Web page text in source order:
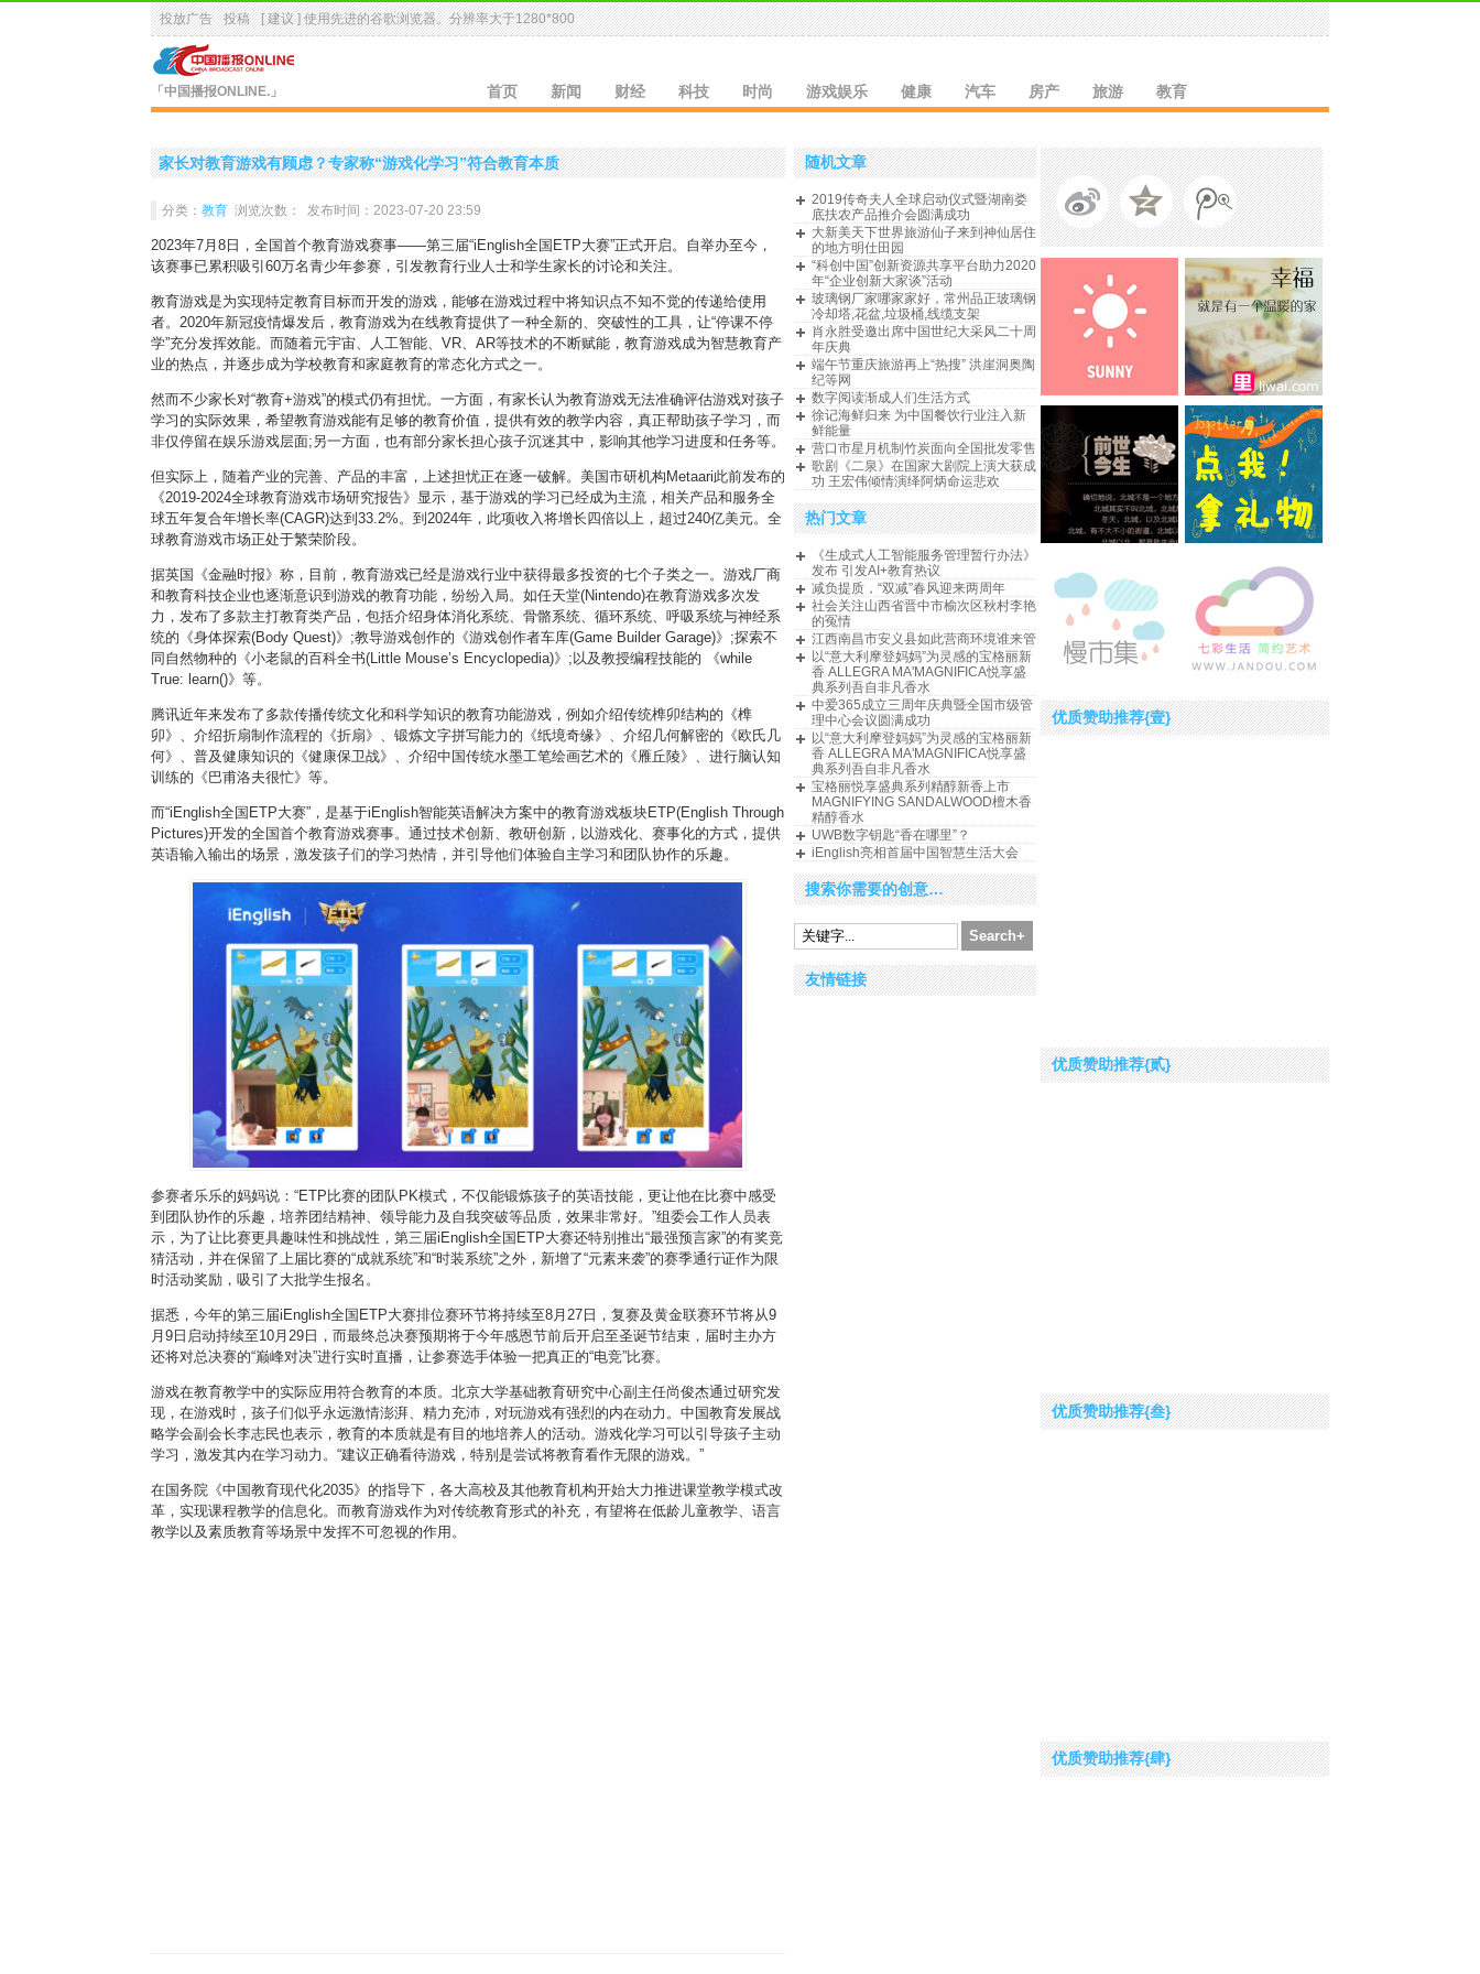
投放广告 投稿 [ 建议 ] 使用先进的谷歌浏览器。分辨率大于1280*800
「中国播报ONLINE.」 首页 新闻 财经 科技 时尚 游戏娱乐 健康 汽车 房产 旅游 教育
家长对教育游戏有顾虑？专家称“游戏化学习”符合教育本质
分类： 教育 浏览次数： 发布时间：2023-07-20 23:59
2023年7月8日，全国首个教育游戏赛事——第三届“iEnglish全国ETP大赛”正式开启。自举办至今，
该赛事已累积吸引60万名青少年参赛，引发教育行业人士和学生家长的讨论和关注。
教育游戏是为实现特定教育目标而开发的游戏，能够在游戏过程中将知识点不知不觉的传递给使用
者。2020年新冠疫情爆发后，教育游戏为在线教育提供了一种全新的、突破性的工具，让“停课不停
学”充分发挥效能。而随着元宇宙、人工智能、VR、AR等技术的不断赋能，教育游戏成为智慧教育产
业的热点，并逐步成为学校教育和家庭教育的常态化方式之一。
然而不少家长对“教育+游戏”的模式仍有担忧。一方面，有家长认为教育游戏无法准确评估游戏对孩子
学习的实际效果，希望教育游戏能有足够的教育价值，提供有效的教学内容，真正帮助孩子学习，而
非仅停留在娱乐游戏层面;另一方面，也有部分家长担心孩子沉迷其中，影响其他学习进度和任务等。
但实际上，随着产业的完善、产品的丰富，上述担忧正在逐一破解。美国市研机构Metaari此前发布的
《2019-2024全球教育游戏市场研究报告》显示，基于游戏的学习已经成为主流，相关产品和服务全
球五年复合年增长率(CAGR)达到33.2%。到2024年，此项收入将增长四倍以上，超过240亿美元。全
球教育游戏市场正处于繁荣阶段。
据英国《金融时报》称，目前，教育游戏已经是游戏行业中获得最多投资的七个子类之一。游戏厂商
和教育科技企业也逐渐意识到游戏的教育功能，纷纷入局。如任天堂(Nintendo)在教育游戏多次发
力，发布了多款主打教育类产品，包括介绍身体消化系统、骨骼系统、循环系统、呼吸系统与神经系
统的《身体探索(Body Quest)》;教导游戏创作的《游戏创作者车库(Game Builder Garage)》;探索不
同自然物种的《小老鼠的百科全书(Little Mouse’s Encyclopedia)》;以及教授编程技能的 《while
True: learn()》等。
腾讯近年来发布了多款传播传统文化和科学知识的教育功能游戏，例如介绍传统榫卯结构的《榫
卯》、介绍折扇制作流程的《折扇》、锻炼文字拼写能力的《纸境奇缘》、介绍几何解密的《欧氏几
何》、普及健康知识的《健康保卫战》、介绍中国传统水墨工笔绘画艺术的《雁丘陵》、进行脑认知
训练的《巴甫洛夫很忙》等。
而“iEnglish全国ETP大赛”，是基于iEnglish智能英语解决方案中的教育游戏板块ETP(English Through
Pictures)开发的全国首个教育游戏赛事。通过技术创新、教研创新，以游戏化、赛事化的方式，提供
英语输入输出的场景，激发孩子们的学习热情，并引导他们体验自主学习和团队协作的乐趣。
参赛者乐乐的妈妈说：“ETP比赛的团队PK模式，不仅能锻炼孩子的英语技能，更让他在比赛中感受
到团队协作的乐趣，培养团结精神、领导能力及自我突破等品质，效果非常好。”组委会工作人员表
示，为了让比赛更具趣味性和挑战性，第三届iEnglish全国ETP大赛还特别推出“最强预言家”的有奖竞
猜活动，并在保留了上届比赛的“成就系统”和“时装系统”之外，新增了“元素来袭”的赛季通行证作为限
时活动奖励，吸引了大批学生报名。
据悉，今年的第三届iEnglish全国ETP大赛排位赛环节将持续至8月27日，复赛及黄金联赛环节将从9
月9日启动持续至10月29日，而最终总决赛预期将于今年感恩节前后开启至圣诞节结束，届时主办方
还将对总决赛的“巅峰对决”进行实时直播，让参赛选手体验一把真正的“电竞”比赛。
游戏在教育教学中的实际应用符合教育的本质。北京大学基础教育研究中心副主任尚俊杰通过研究发
现，在游戏时，孩子们似乎永远激情澎湃、精力充沛，对玩游戏有强烈的内在动力。中国教育发展战
略学会副会长李志民也表示，教育的本质就是有目的地培养人的活动。游戏化学习可以引导孩子主动
学习，激发其内在学习动力。“建议正确看待游戏，特别是尝试将教育看作无限的游戏。”
在国务院《中国教育现代化2035》的指导下，各大高校及其他教育机构开始大力推进课堂教学模式改
革，实现课程教学的信息化。而教育游戏作为对传统教育形式的补充，有望将在低龄儿童教学、语言
教学以及素质教育等场景中发挥不可忽视的作用。
随机文章
2019传奇夫人全球启动仪式暨湖南娄
底扶农产品推介会圆满成功
大新美天下世界旅游仙子来到神仙居住
的地方明仕田园
“科创中国”创新资源共享平台助力2020
年“企业创新大家谈”活动
玻璃钢厂家哪家家好，常州品正玻璃钢
冷却塔,花盆,垃圾桶,线缆支架
肖永胜受邀出席中国世纪大采风二十周
年庆典
端午节重庆旅游再上“热搜” 洪崖洞奥陶
纪等网
数字阅读渐成人们生活方式
徐记海鲜归来 为中国餐饮行业注入新
鲜能量
营口市星月机制竹炭面向全国批发零售
歌剧《二泉》在国家大剧院上演大获成
功 王宏伟倾情演绎阿炳命运悲欢
热门文章
《生成式人工智能服务管理暂行办法》
发布 引发AI+教育热议
减负提质，“双减”春风迎来两周年
社会关注山西省晋中市榆次区秋村李艳
的冤情
江西南昌市安义县如此营商环境谁来管
以“意大利摩登妈妈”为灵感的宝格丽新
香 ALLEGRA MA'MAGNIFICA悦享盛
典系列吾自非凡香水
中爱365成立三周年庆典暨全国市级管
理中心会议圆满成功
以“意大利摩登妈妈”为灵感的宝格丽新
香 ALLEGRA MA'MAGNIFICA悦享盛
典系列吾自非凡香水
宝格丽悦享盛典系列精醇新香上市
MAGNIFYING SANDALWOOD檀木香
精醇香水
UWB数字钥匙“香在哪里”？
iEnglish亮相首届中国智慧生活大会
搜索你需要的创意…
友情链接
优质赞助推荐{壹}
优质赞助推荐{贰}
优质赞助推荐{叁}
优质赞助推荐{肆}